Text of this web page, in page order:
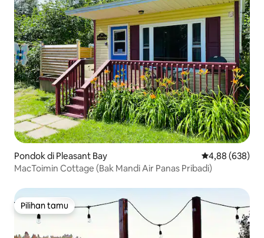
Pondok di Pleasant Bay Nilai rata-rata
4,88 (638)
MacToimin Cottage (Bak Mandi Air Panas Pribadi)
Pilihan tamu
Pilihan tamu